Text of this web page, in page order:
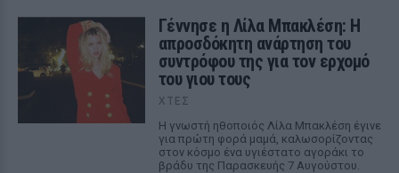
Γέννησε η Λίλα Μπακλέση: Η
απροσδόκητη ανάρτηση του
συντρόφου της για τον ερχομό
του γιου τους
ΧΤΕΣ
Η γνωστή ηθοποιός Λίλα Μπακλέση έγινε
για πρώτη φορά μαμά, καλωσορίζοντας
στον κόσμο ένα υγιέστατο αγοράκι το
βράδυ της Παρασκευής 7 Αυγούστου.